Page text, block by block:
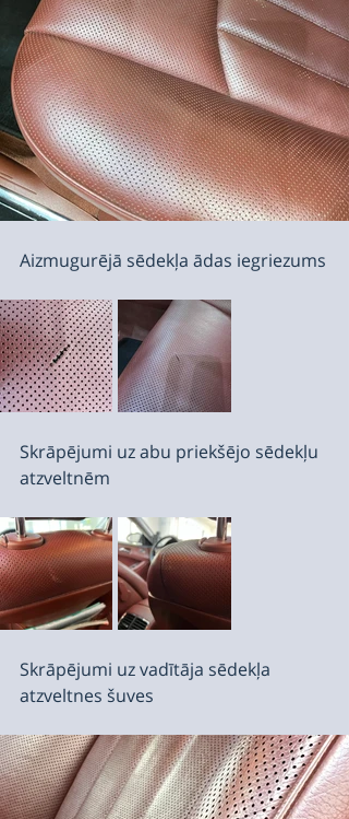
Aizmugurējā sēdekļa ādas iegriezums
Skrāpējumi uz abu priekšējo sēdekļu
atzveltnēm
Skrāpējumi uz vadītāja sēdekļa
atzveltnes šuves